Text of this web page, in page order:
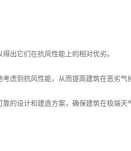
出它们在抗风性能上的相对优劣。
虑到抗风性能，从而提高建筑在恶劣气
的设计和建造方案，确保建筑在极端